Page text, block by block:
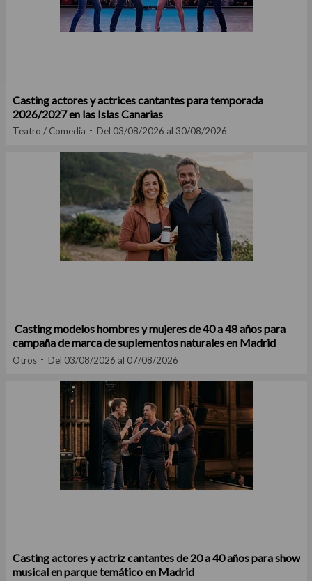
Casting actores y actrices cantantes para temporada
2026/2027 en las Islas Canarias
Teatro / Comedia Del 03/08/2026 al 30/08/2026
Casting modelos hombres y mujeres de 40 a 48 años para
campaña de marca de suplementos naturales en Madrid
Otros Del 03/08/2026 al 07/08/2026
Casting actores y actriz cantantes de 20 a 40 años para show
musical en parque temático en Madrid